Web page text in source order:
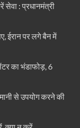
सेवा : प्रधानमंत्री
ईरान पर लगे बैन में
का भंडाफोड़, 6
से उपयोग करने की